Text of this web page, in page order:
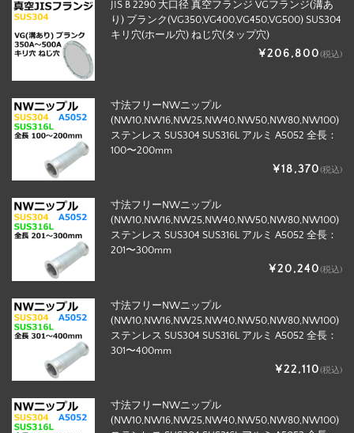
JIS B 2290 大口径 真空フランジ VGフランジ(溝あ
り) ブランク(VG350,VG400,VG450,VG500) SUS304
キリ穴(ホール穴) ねじ穴(タップ穴)
¥206,800(税込)
寸法フリーNWニップル
(NW10,NW16,NW25,NW40,NW50,NW80,NW100)
ステンレス SUS304 SUS316L アルミ A5052 全長：
100〜200mm
¥18,370(税込)
寸法フリーNWニップル
(NW10,NW16,NW25,NW40,NW50,NW80,NW100)
ステンレス SUS304 SUS316L アルミ A5052 全長：
201〜300mm
¥20,240(税込)
寸法フリーNWニップル
(NW10,NW16,NW25,NW40,NW50,NW80,NW100)
ステンレス SUS304 SUS316L アルミ A5052 全長：
301〜400mm
¥22,110(税込)
寸法フリーNWニップル
(NW10,NW16,NW25,NW40,NW50,NW80,NW100)